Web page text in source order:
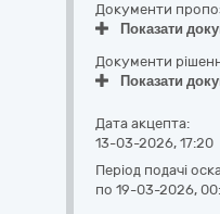
Документи
Показати
Документи
Показати
Дата акцепта:
13-03-2026, 17:20
Період подачі
по 19-03-2026,